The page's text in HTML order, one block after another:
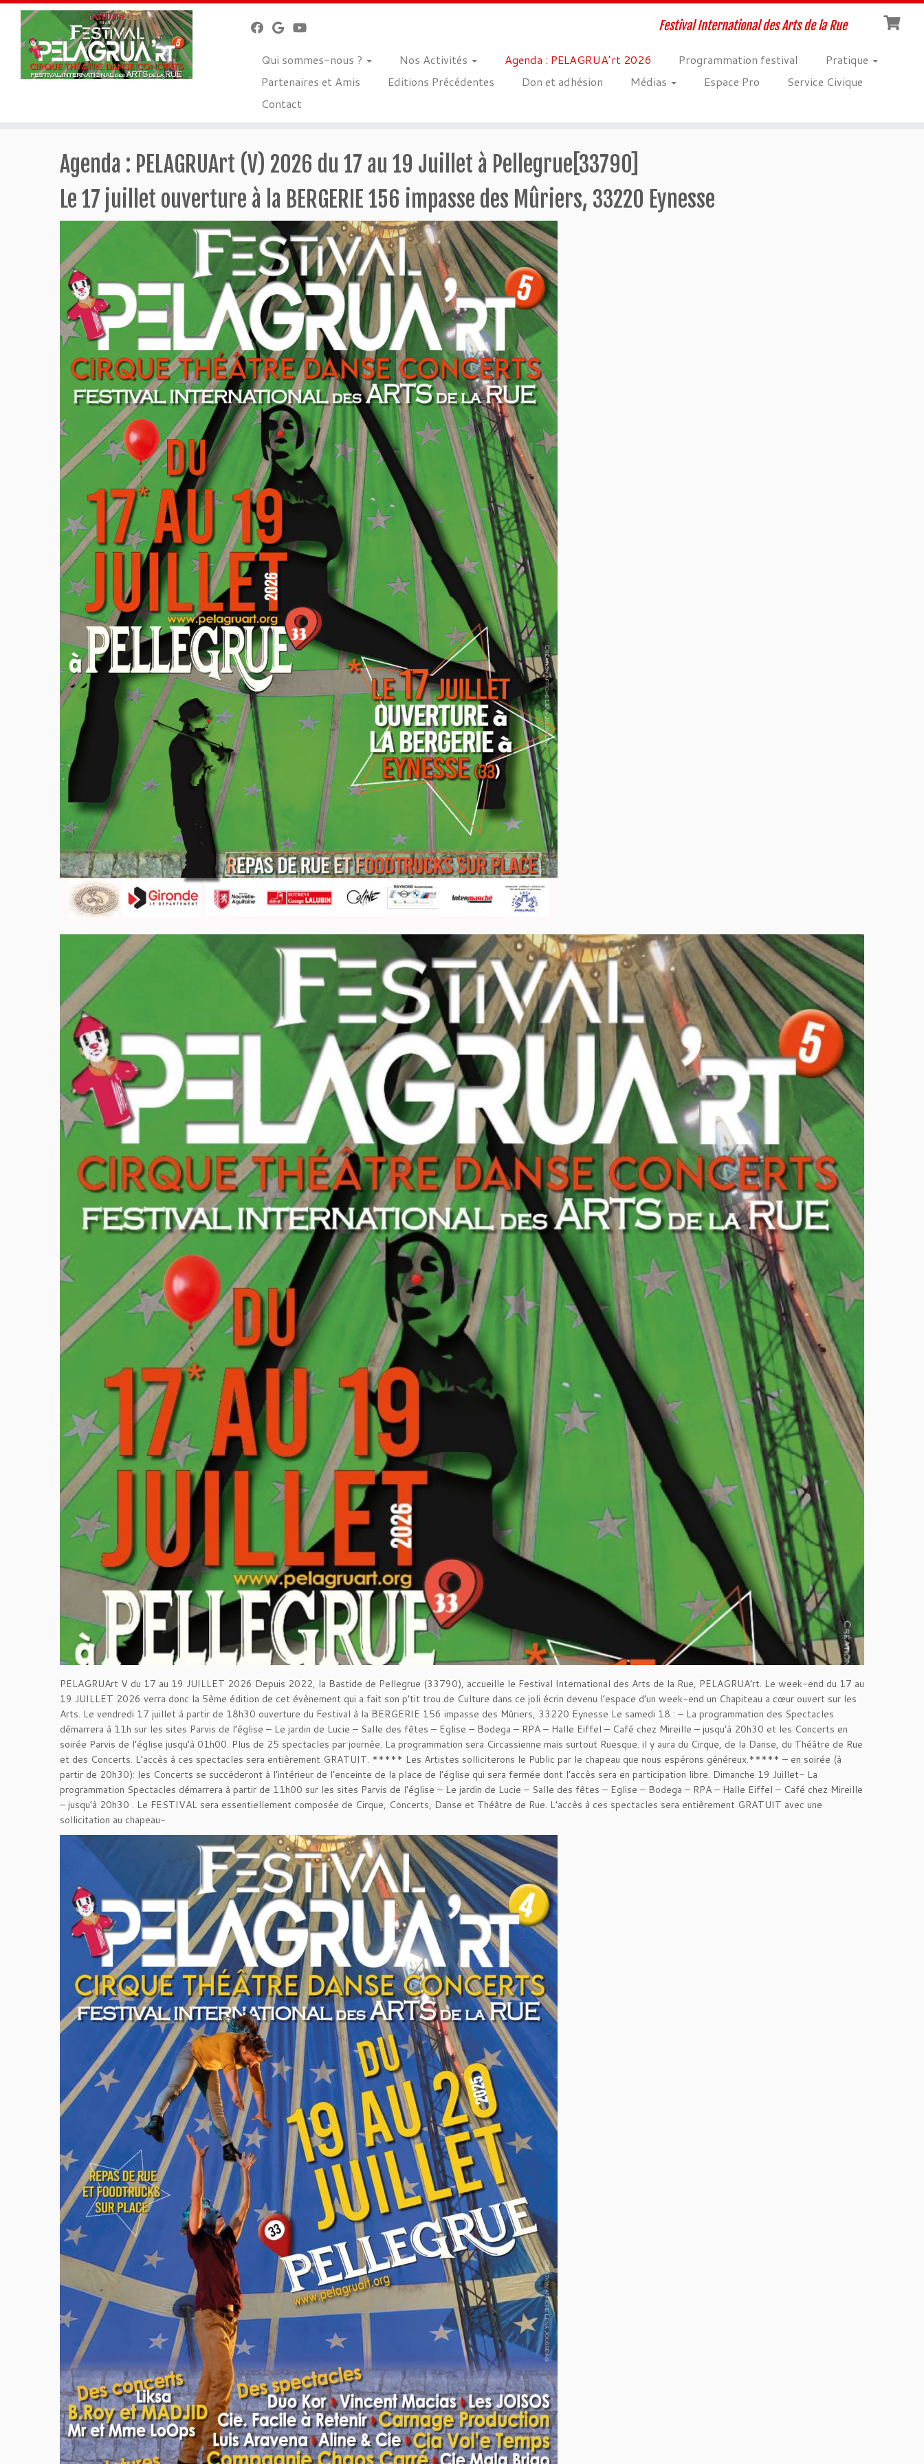
Festival International des Arts de la Rue
Qui sommes-nous ? Nos Activités Agenda : PELAGRUA’rt 2026 Programmation festival
Pratique
Partenaires et Amis
Editions Précédentes Don et adhésion Médias Espace Pro
Service Civique
Contact
Agenda : PELAGRUArt (V) 2026 du 17 au 19 Juillet à Pellegrue[33790]
Le 17 juillet ouverture à la BERGERIE 156 impasse des Mûriers, 33220 Eynesse
PELAGRUArt V du 17 au 19 JUILLET 2026 Depuis 2022, la Bastide de Pellegrue (33790), accueille le Festival International des Arts de la Rue, PELAGRUA’rt. Le week-end du 17 au
19 JUILLET 2026 verra donc la 5ème édition de cet évènement qui a fait son p’tit trou de Culture dans ce joli écrin devenu l’espace d’un week-end un Chapiteau a cœur ouvert sur les
Arts. Le vendredi 17 juillet à partir de 18h30 ouverture du Festival à la BERGERIE 156 impasse des Mûriers, 33220 Eynesse Le samedi 18 : – La programmation des Spectacles
démarrera à 11h sur les sites Parvis de l’église – Le jardin de Lucie – Salle des fêtes – Eglise – Bodega – RPA – Halle Eiffel – Café chez Mireille – jusqu’à 20h30 et les Concerts en
soirée Parvis de l’église jusqu’à 01h00. Plus de 25 spectacles par journée. La programmation sera Circassienne mais surtout Ruesque. il y aura du Cirque, de la Danse, du Théâtre de Rue
et des Concerts. L’accès à ces spectacles sera entièrement GRATUIT. ***** Les Artistes solliciterons le Public par le chapeau que nous espérons généreux.***** – en soirée (à
partir de 20h30): les Concerts se succéderont à l’intérieur de l’enceinte de la place de l’église qui sera fermée dont l’accès sera en participation libre. Dimanche 19 Juillet- La
programmation Spectacles démarrera à partir de 11h00 sur les sites Parvis de l’église – Le jardin de Lucie – Salle des fêtes – Eglise – Bodega – RPA – Halle Eiffel – Café chez Mireille
– jusqu’à 20h30 . Le FESTIVAL sera essentiellement composée de Cirque, Concerts, Danse et Théâtre de Rue. L’accès à ces spectacles sera entièrement GRATUIT avec une
sollicitation au chapeau-